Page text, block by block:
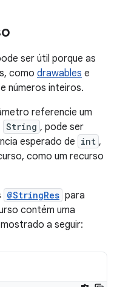
ser útil porque as
como drawables e
números inteiros.
referencie um
String , pode ser
esperado de int ,
como um recurso
@StringRes para
contém uma
a seguir: